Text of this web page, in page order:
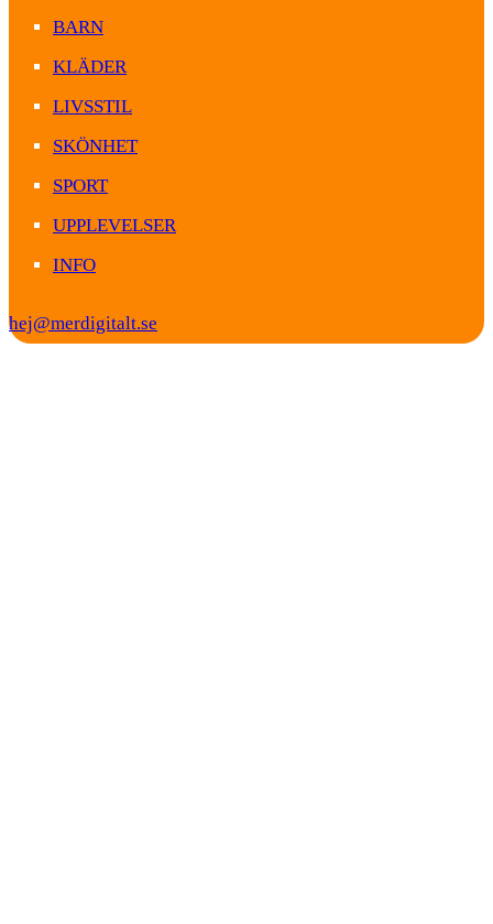
BARN
KLÄDER
LIVSSTIL
SKÖNHET
SPORT
UPPLEVELSER
INFO
hej@merdigitalt.se